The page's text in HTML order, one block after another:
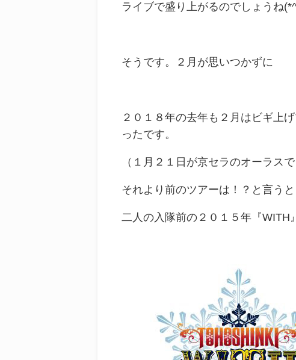
ライブで盛り上がるのでしょうね
そうです。２月が思いつかずに
２０１８年の去年も２月はビギ上
ったです。
（１月２１日が京セラのオーラスで
それより前のツアーは！？と言うと
二人の入隊前の２０１５年『WITH